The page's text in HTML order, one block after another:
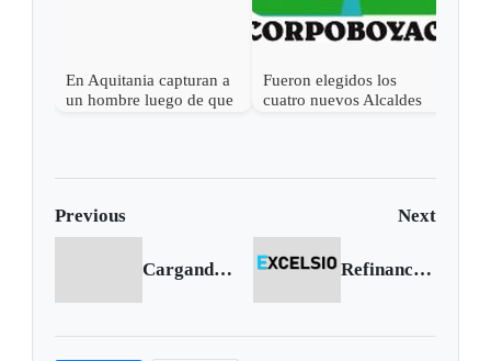
En Aquitania capturan a
un hombre luego de que
Fueron elegidos los
cuatro nuevos Alcaldes
Previous Next
Cargando anterior... Refinanciarán créditos a agricultores afectados por las heladas